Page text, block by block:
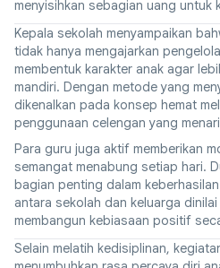
menyisihkan sebagian uang untuk
Kepala sekolah menyampaikan
tidak hanya mengajarkan
membentuk karakter anak agar
mandiri. Dengan metode yang
dikenalkan pada konsep hemat
penggunaan celengan yang
Para guru juga aktif memberikan
semangat menabung setiap hari.
bagian penting dalam
antara sekolah dan keluarga
membangun kebiasaan positif
Selain melatih kedisiplinan,